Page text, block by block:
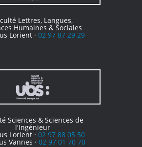
Lettres, Langues,
Humaines & Sociales
Lorient · 02 97 87 29 29
Sciences & Sciences de
l'Ingénieur
Lorient · 02 97 88 05 50
Vannes · 02 97 01 70 70